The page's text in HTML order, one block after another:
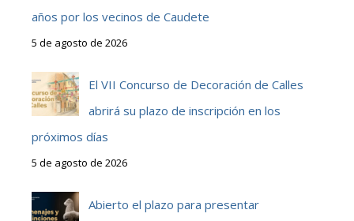
años por los vecinos de Caudete
5 de agosto de 2026
El VII Concurso de Decoración de Calles
abrirá su plazo de inscripción en los
próximos días
5 de agosto de 2026
Abierto el plazo para presentar